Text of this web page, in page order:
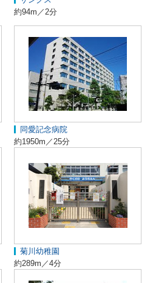
約94m／2分
同愛記念病院
約1950m／25分
菊川幼稚園
約289m／4分